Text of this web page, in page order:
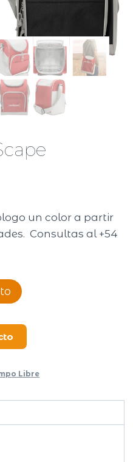
un color a partir
Consultas al +54
Libre